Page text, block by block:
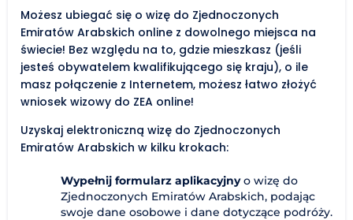
Możesz ubiegać się o wizę do Zjednoczonych
Emiratów Arabskich online z dowolnego miejsca na
świecie! Bez względu na to, gdzie mieszkasz (jeśli
jesteś obywatelem kwalifikującego się kraju), o ile
masz połączenie z Internetem, możesz łatwo złożyć
wniosek wizowy do ZEA online!
Uzyskaj elektroniczną wizę do Zjednoczonych
Emiratów Arabskich w kilku krokach:
Wypełnij formularz aplikacyjnyo wizę do
Zjednoczonych Emiratów Arabskich, podając
swoje dane osobowe i dane dotyczące podróży.